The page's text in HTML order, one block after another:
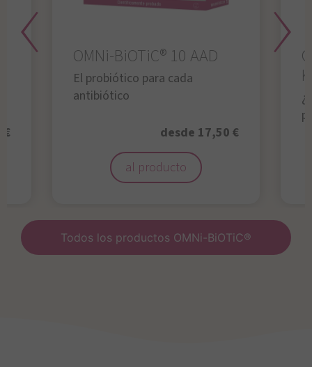
€
OMNi-BiOTiC® 10 AAD
El probiótico para cada
antibiótico
desde 17,50 €
al producto
Todos los productos OMNi-BiOTiC®